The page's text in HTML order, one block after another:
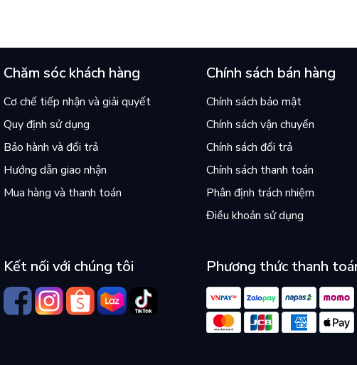
Chăm sóc khách hàng
Cơ chế tiếp nhận và giải quyết
Quy định sử dụng
Bảo hành và đổi trả
Hướng dẫn giao nhận
Mua hàng và thanh toán
Chính sách bán hàng
Chính sách bảo mật
Chính sách vận chuyển
Chính sách đổi trả
Chính sách thanh toán
Phân định trách nhiệm
Điều khoản sử dụng
Kết nối với chúng tôi Phương thức thanh